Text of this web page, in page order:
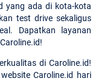
yang ada di kota-kota
test drive sekaligus
Dapatkan layanan
di Caroline.id!
Caroline.id hari